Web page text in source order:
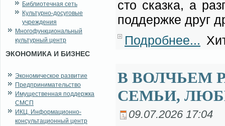
Библиотечная сеть
Культурно-досуговые
учреждения
Многофункциональный
культурный центр
ЭКОНОМИКА И БИЗНЕС
Экономическое развитие
Предпринимательство
Имущественная поддержка
СМСП
ИКЦ. Информационно-
консультационный центр
сто сказ­ка, а
под­держ­ке друг
Подробнее...
В ВОЛЧЬЕМ
СЕМЬИ,
09.07.2026 17:04